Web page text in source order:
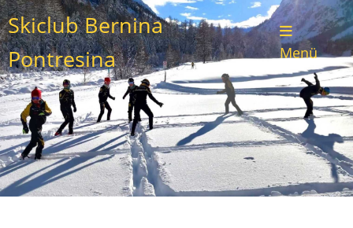
Skiclub Bernina
Pontresina
Menü